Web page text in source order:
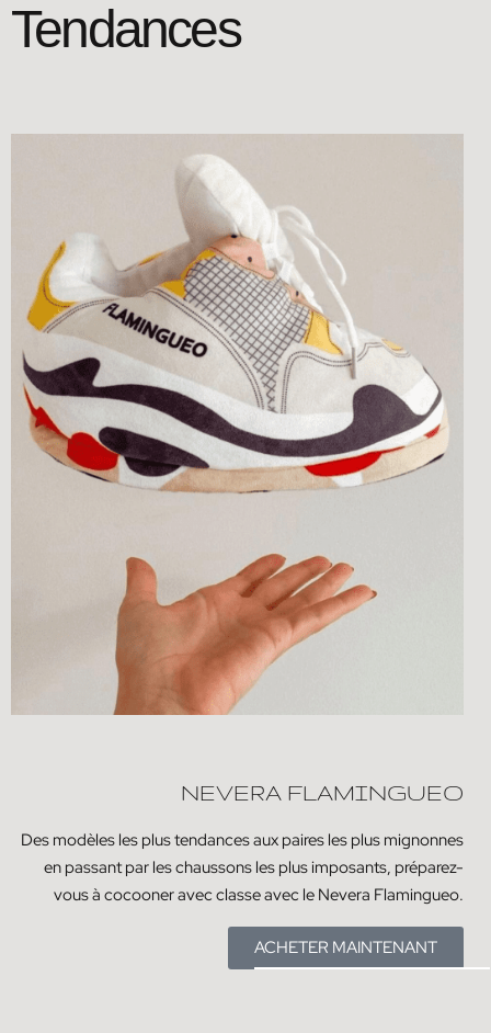
Tendances
NEVERA FLAMINGUEO
Des modèles les plus tendances aux paires les plus mignonnes
en passant par les chaussons les plus imposants, préparez-
vous à cocooner avec classe avec le Nevera Flamingueo.
ACHETER MAINTENANT